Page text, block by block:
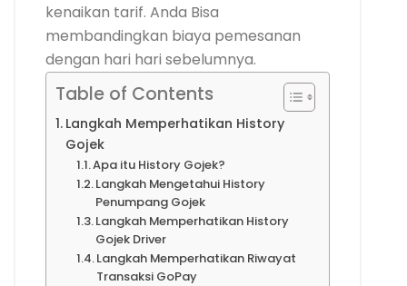
kenaikan tarif. Anda Bisa
membandingkan biaya pemesanan
dengan hari hari sebelumnya.
Table of Contents
Langkah Memperhatikan History
Gojek
Apa itu History Gojek?
Langkah Mengetahui History
Penumpang Gojek
Langkah Memperhatikan History
Gojek Driver
Langkah Memperhatikan Riwayat
Transaksi GoPay